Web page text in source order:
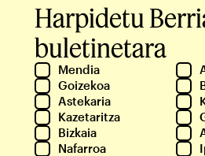
Harpidetu
buletinetara
Mendia
Goizekoa
Astekaria
Kazetaritza
Bizkaia
Nafarroa